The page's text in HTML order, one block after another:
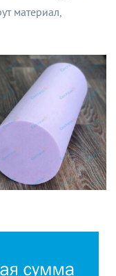
материал,